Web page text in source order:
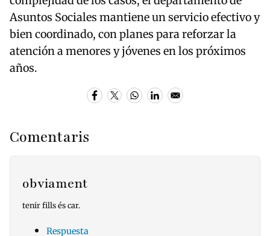
Asuntos Sociales mantiene un servicio efectivo y
bien coordinado, con planes para reforzar la
atención a menores y jóvenes en los próximos
años.
Comentaris
obviament
tenir fills és car.
Respuesta